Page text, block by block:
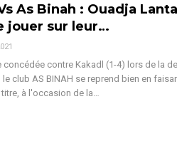
As Binah : Ouadja
jouer sur leur…
contre Kakadl (1-4) lors de la
club AS BINAH se reprend bien en
à l'occasion de la…